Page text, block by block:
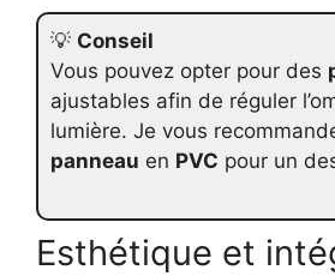
💡 Conseil
Vous pouvez opter pour des
ajustables afin de réguler
lumière. Je vous
panneau en PVC pour un
Esthétique et